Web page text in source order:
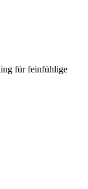
für feinfühlige